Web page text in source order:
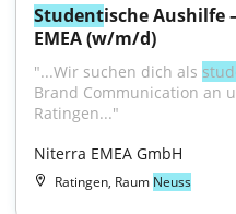
Studentische Aushilfe
EMEA (w/m/d)
"...Wir suchen dich als
Brand Communication an
Ratingen..."
Niterra EMEA GmbH
Ratingen, Raum Neuss